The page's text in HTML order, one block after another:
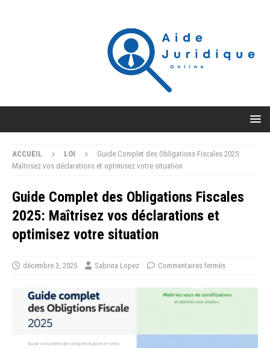
ACCUEIL LOI
Guide Complet des Obligations Fiscales 2025:
Maîtrisez vos déclarations et optimisez votre situation
Guide Complet des Obligations Fiscales
2025: Maîtrisez vos déclarations et
optimisez votre situation
décembre 3, 2025 Sabrina Lopez Commentaires fermés